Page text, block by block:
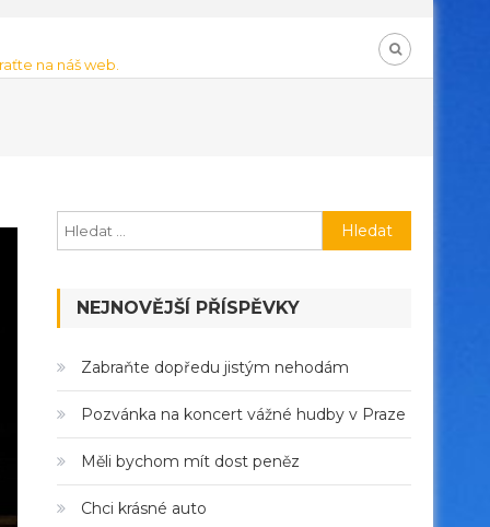
na náš web.
Vyhledávání
NEJNOVĚJŠÍ PŘÍSPĚVKY
Zabraňte dopředu jistým nehodám
Pozvánka na koncert vážné hudby v Praze
Měli bychom mít dost peněz
Chci krásné auto